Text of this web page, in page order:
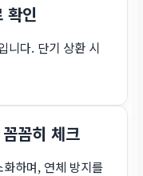
확인
니다. 단기 상환 시
꼼히 체크
하며, 연체 방지를